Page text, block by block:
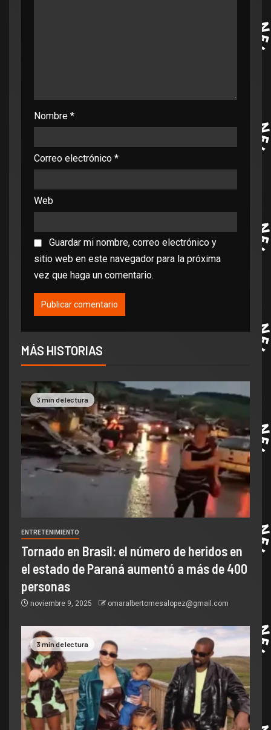
Nombre *
Correo electrónico *
Web
Guardar mi nombre, correo electrónico y
sitio web en este navegador para la próxima
vez que haga un comentario.
MÁS HISTORIAS
3 min de lectura
ENTRETENIMIENTO
Tornado en Brasil: el número de heridos en
el estado de Paraná aumentó a más de 400
personas
noviembre 9, 2025 omaralbertomesalopez@gmail.com
3 min de lectura